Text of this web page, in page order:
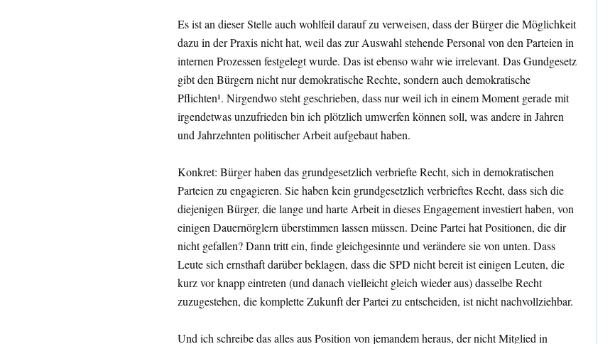
Es ist an dieser Stelle auch wohlfeil darauf zu verweisen, dass der Bürger die Möglichkeit
dazu in der Praxis nicht hat, weil das zur Auswahl stehende Personal von den Parteien in
internen Prozessen festgelegt wurde. Das ist ebenso wahr wie irrelevant. Das Gundgesetz
gibt den Bürgern nicht nur demokratische Rechte, sondern auch demokratische
Pflichten¹. Nirgendwo steht geschrieben, dass nur weil ich in einem Moment gerade mit
irgendetwas unzufrieden bin ich plötzlich umwerfen können soll, was andere in Jahren
und Jahrzehnten politischer Arbeit aufgebaut haben.
Konkret: Bürger haben das grundgesetzlich verbriefte Recht, sich in demokratischen
Parteien zu engagieren. Sie haben kein grundgesetzlich verbrieftes Recht, dass sich die
diejenigen Bürger, die lange und harte Arbeit in dieses Engagement investiert haben, von
einigen Dauernörglern überstimmen lassen müssen. Deine Partei hat Positionen, die dir
nicht gefallen? Dann tritt ein, finde gleichgesinnte und verändere sie von unten. Dass
Leute sich ernsthaft darüber beklagen, dass die SPD nicht bereit ist einigen Leuten, die
kurz vor knapp eintreten (und danach vielleicht gleich wieder aus) dasselbe Recht
zuzugestehen, die komplette Zukunft der Partei zu entscheiden, ist nicht nachvollziehbar.
Und ich schreibe das alles aus Position von jemandem heraus, der nicht Mitglied in